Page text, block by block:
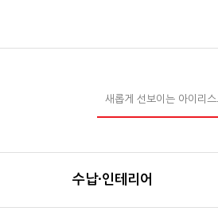
수납·인테리어